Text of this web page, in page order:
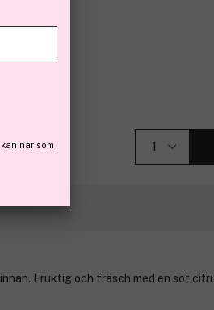
ml
Fruktig och fräsch med en söt
när som